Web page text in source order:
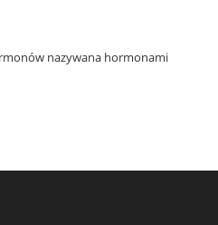
nazywana hormonami